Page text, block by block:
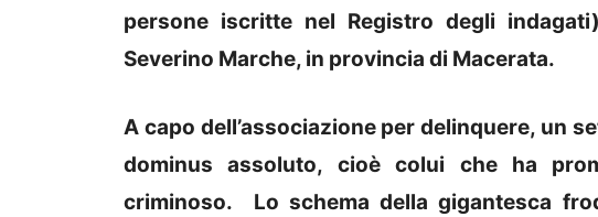
persone iscritte nel Registro degli
Severino Marche, in provincia di Macerata.
A capo dell’associazione per delinquere, un
dominus assoluto, cioè colui che ha
criminoso. Lo schema della gigantesca